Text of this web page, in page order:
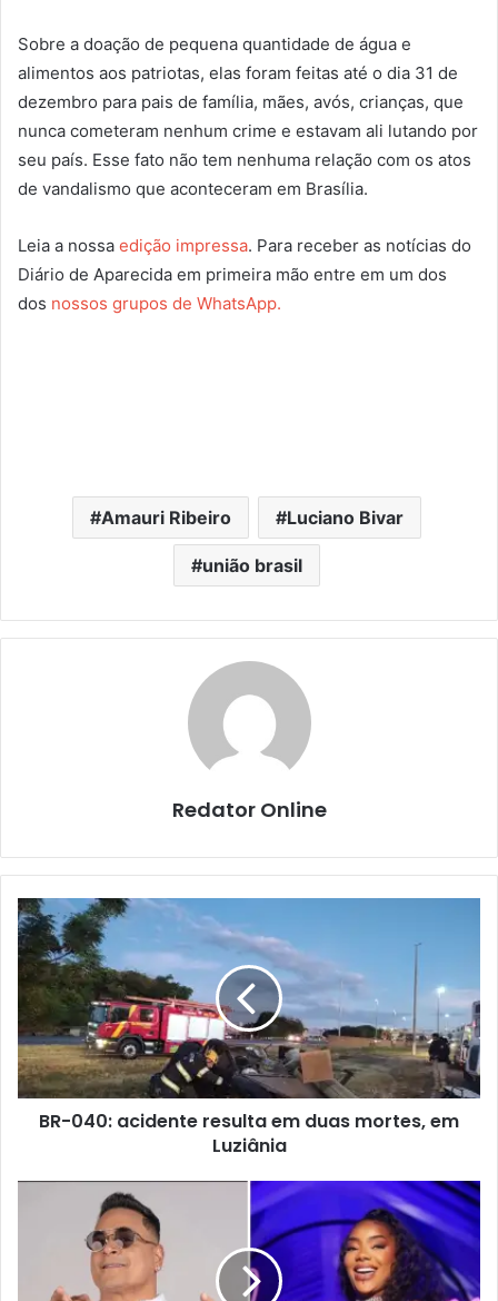
Sobre a doação de pequena quantidade de água e
alimentos aos patriotas, elas foram feitas até o dia 31 de
dezembro para pais de família, mães, avós, crianças, que
nunca cometeram nenhum crime e estavam ali lutando por
seu país. Esse fato não tem nenhuma relação com os atos
de vandalismo que aconteceram em Brasília.
Leia a nossa edição impressa. Para receber as notícias do
Diário de Aparecida em primeira mão entre em um dos
dos nossos grupos de WhatsApp.
Amauri Ribeiro Luciano Bivar
união brasil
Redator Online
BR-040: acidente resulta em duas mortes, em
Luziânia